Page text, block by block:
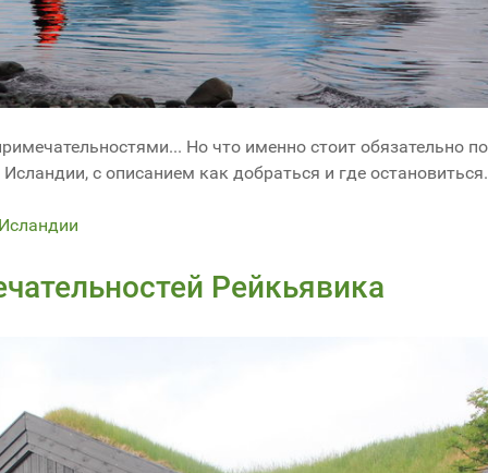
Но что именно стоит обязательно
с описанием как добраться и где остановиться.
Рейкьявика